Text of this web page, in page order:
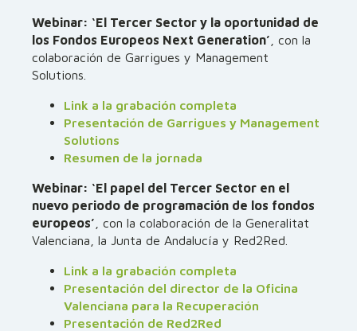
Webinar: ‘El Tercer Sector y la oportunidad de
los Fondos Europeos Next Generation’ , con la
colaboración de Garrigues y Management
Solutions.
Link a la grabación completa
Presentación de Garrigues y Management
Solutions
Resumen de la jornada
Webinar: ‘El papel del Tercer Sector en el
nuevo periodo de programación de los fondos
europeos’ , con la colaboración de la Generalitat
Valenciana, la Junta de Andalucía y Red2Red.
Link a la grabación completa
Presentación del director de la Oficina
Valenciana para la Recuperación
Presentación de Red2Red